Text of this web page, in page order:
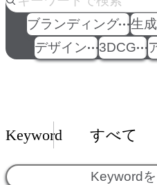
ブランディング 生
デザイン
3DCG
Insights一覧
Keyword すべて
Keyword